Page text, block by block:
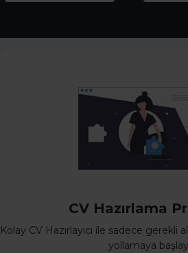
CV Hazırlama
Kolay CV Hazırlayıcı ile sadece gerekli
yollamaya